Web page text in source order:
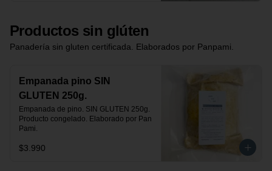
Productos sin glúten
Panadería sin gluten certificada. Elaborados por Panpami.
Empanada pino SIN
GLUTEN 250g.
Empanada de pino. SIN GLUTEN 250g.
Producto congelado. Elaborado por Pan
Pami.
$3.990